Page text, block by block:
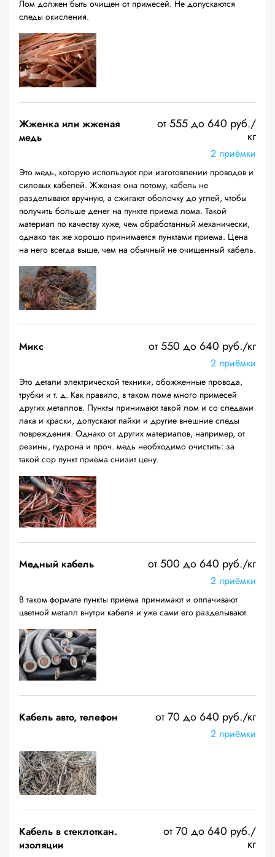
Лом должен быть очищен от примесей. Не допускаются
следы окисления.
Жженка или жженая
медь
от 555 до 640 руб./
кг
2 приёмки
Это медь, которую используют при изготовлении проводов и
силовых кабелей. Жженая она потому, кабель не
разделывают вручную, а сжигают оболочку до углей, чтобы
получить больше денег на пункте приема лома. Такой
материал по качеству хуже, чем обработанный механически,
однако так же хорошо принимается пунктами приема. Цена
на него всегда выше, чем на обычный не очищенный кабель.
Микс от 550 до 640 руб./кг
2 приёмки
Это детали электрической техники, обожженные провода,
трубки и т. д. Как правило, в таком ломе много примесей
других металлов. Пункты принимают такой лом и со следами
лака и краски, допускают пайки и другие внешние следы
повреждения. Однако от других материалов, например, от
резины, гудрона и проч. медь необходимо очистить: за
такой сор пункт приема снизит цену.
Медный кабель от 500 до 640 руб./кг
2 приёмки
В таком формате пункты приема принимают и оплачивают
цветной металл внутри кабеля и уже сами его разделывают.
Кабель авто, телефон от 70 до 640 руб./кг
2 приёмки
Кабель в стеклоткан.
изоляции
от 70 до 640 руб./
кг